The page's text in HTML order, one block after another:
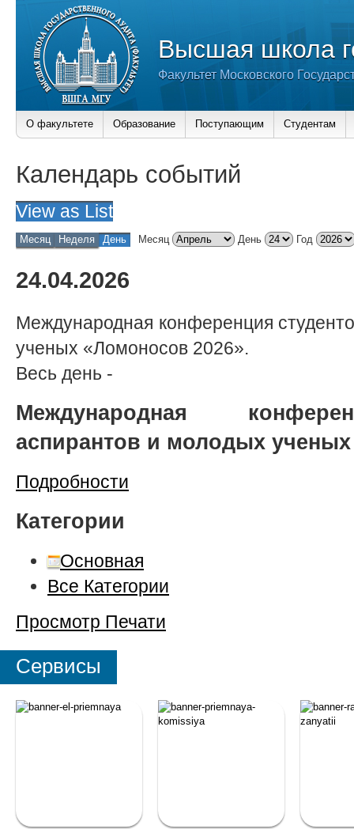
Высшая школа
Факультет Московского
О факультете Образование Поступающим Студентам
Календарь событий
View as List
Месяц Неделя День Месяц День Год
24.04.2026
Международная конференция
ученых «Ломоносов 2026».
Весь день -
Международная
аспирантов и молодых
Подробности
Категории
Основная
Все Категории
Просмотр Печати
Сервисы